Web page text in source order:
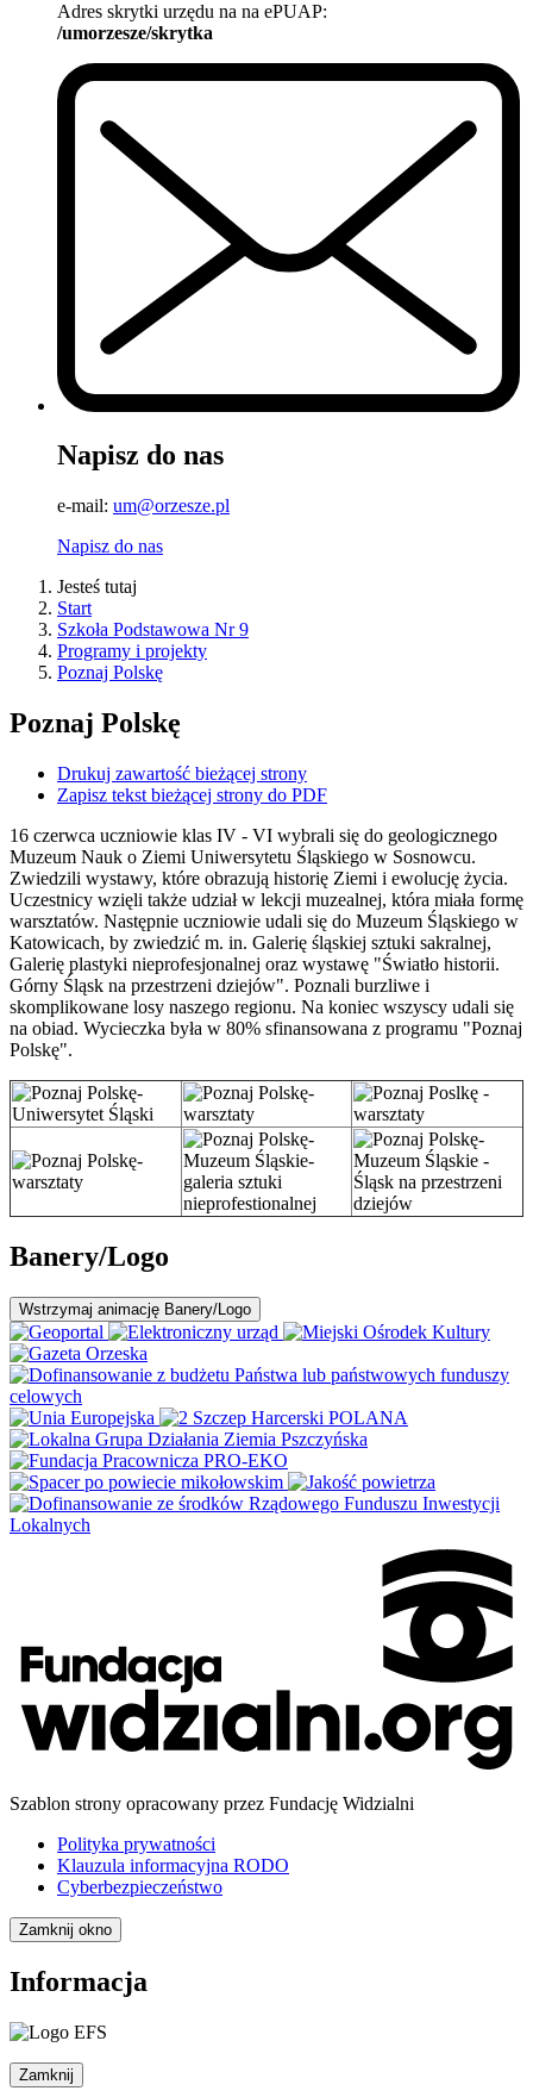
Adres skrytki urzędu na na ePUAP:
/umorzesze/skrytka
Napisz do nas
e-mail: um@orzesze.pl
Napisz do nas
Jesteś tutaj
Start
Szkoła Podstawowa Nr 9
Programy i projekty
Poznaj Polskę
Poznaj Polskę
Drukuj zawartość bieżącej strony
Zapisz tekst bieżącej strony do PDF
16 czerwca uczniowie klas IV - VI wybrali się do geologicznego
Muzeum Nauk o Ziemi Uniwersytetu Śląskiego w Sosnowcu.
Zwiedzili wystawy, które obrazują historię Ziemi i ewolucję życia.
Uczestnicy wzięli także udział w lekcji muzealnej, która miała formę
warsztatów. Następnie uczniowie udali się do Muzeum Śląskiego w
Katowicach, by zwiedzić m. in. Galerię śląskiej sztuki sakralnej,
Galerię plastyki nieprofesjonalnej oraz wystawę "Światło historii.
Górny Śląsk na przestrzeni dziejów". Poznali burzliwe i
skomplikowane losy naszego regionu. Na koniec wszyscy udali się
na obiad. Wycieczka była w 80% sfinansowana z programu "Poznaj
Polskę".
Banery/Logo
Wstrzymaj animację Banery/Logo
Szablon strony opracowany przez Fundację Widzialni
Polityka prywatności
Klauzula informacyjna RODO
Cyberbezpieczeństwo
Zamknij okno
Informacja
Zamknij